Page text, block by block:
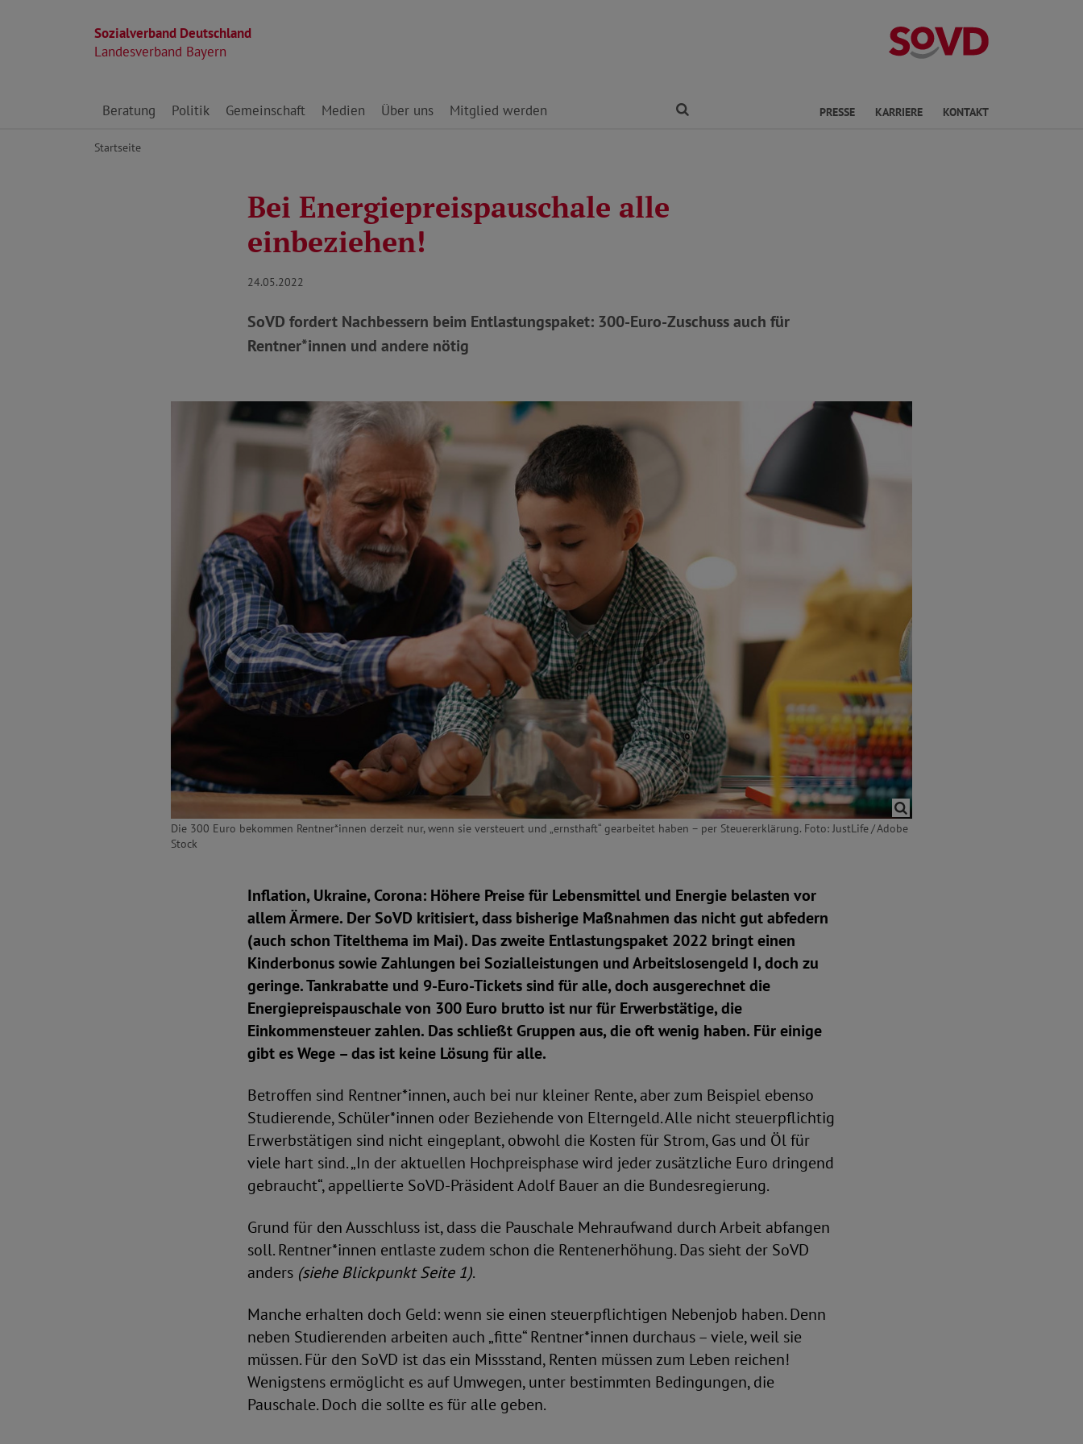
Sozialverband Deutschland
Landesverband Bayern
Landesverband
Direkt zu den Inhalten springen
Beratung Politik Gemeinschaft Medien Über uns Mitglied werden PRESSE KARRIERE KONTAKT
Startseite
Bei Energiepreispauschale alle
einbeziehen!
24.05.2022
SoVD fordert Nachbessern beim Entlastungspaket: 300-Euro-Zuschuss auch für
Rentner*innen und andere nötig
Die 300 Euro bekommen Rentner*innen derzeit nur, wenn sie versteuert und „ernsthaft“ gearbeitet haben – per Steuererklärung. Foto: JustLife / Adobe
Stock
Inflation, Ukraine, Corona: Höhere Preise für Lebensmittel und Energie belasten vor
allem Ärmere. Der SoVD kritisiert, dass bisherige Maßnahmen das nicht gut abfedern
(auch schon Titelthema im Mai). Das zweite Entlastungspaket 2022 bringt einen
Kinderbonus sowie Zahlungen bei Sozialleistungen und Arbeitslosengeld I, doch zu
geringe. Tankrabatte und 9-Euro-Tickets sind für alle, doch ausgerechnet die
Energiepreispauschale von 300 Euro brutto ist nur für Erwerbstätige, die
Einkommensteuer zahlen. Das schließt Gruppen aus, die oft wenig haben. Für einige
gibt es Wege – das ist keine Lösung für alle.
Betroffen sind Rentner*innen, auch bei nur kleiner Rente, aber zum Beispiel ebenso
Studierende, Schüler*innen oder Beziehende von Elterngeld. Alle nicht steuerpflichtig
Erwerbstätigen sind nicht eingeplant, obwohl die Kosten für Strom, Gas und Öl für
viele hart sind. „In der aktuellen Hochpreisphase wird jeder zusätzliche Euro dringend
gebraucht“, appellierte SoVD-Präsident Adolf Bauer an die Bundesregierung.
Grund für den Ausschluss ist, dass die Pauschale Mehraufwand durch Arbeit abfangen
soll. Rentner*innen entlaste zudem schon die Rentenerhöhung. Das sieht der SoVD
anders (siehe Blickpunkt Seite 1).
Manche erhalten doch Geld: wenn sie einen steuerpflichtigen Nebenjob haben. Denn
neben Studierenden arbeiten auch „fitte“ Rentner*innen durchaus – viele, weil sie
müssen. Für den SoVD ist das ein Missstand, Renten müssen zum Leben reichen!
Wenigstens ermöglicht es auf Umwegen, unter bestimmten Bedingungen, die
Pauschale. Doch die sollte es für alle geben.